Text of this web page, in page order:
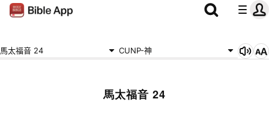
馬太福音 24 CUNP-神
馬太福音 24